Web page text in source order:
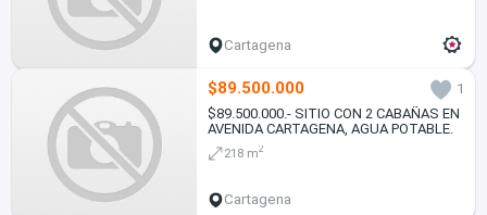
Cartagena
$89.500.000
1
$89.500.000.- SITIO CON 2 CABAÑAS EN
AVENIDA CARTAGENA, AGUA POTABLE.
218 m2
Cartagena